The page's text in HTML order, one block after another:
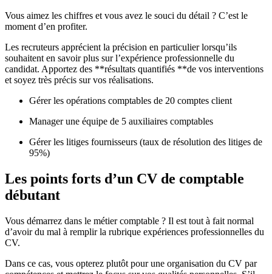
Vous aimez les chiffres et vous avez le souci du détail ? C’est le
moment d’en profiter.
Les recruteurs apprécient la précision en particulier lorsqu’ils
souhaitent en savoir plus sur l’expérience professionnelle du
candidat. Apportez des **résultats quantifiés **de vos interventions
et soyez très précis sur vos réalisations.
Gérer les opérations comptables de 20 comptes client
Manager une équipe de 5 auxiliaires comptables
Gérer les litiges fournisseurs (taux de résolution des litiges de
95%)
Les points forts d’un CV de comptable
débutant
Vous démarrez dans le métier comptable ? Il est tout à fait normal
d’avoir du mal à remplir la rubrique expériences professionnelles du
CV.
Dans ce cas, vous opterez plutôt pour une organisation du CV par